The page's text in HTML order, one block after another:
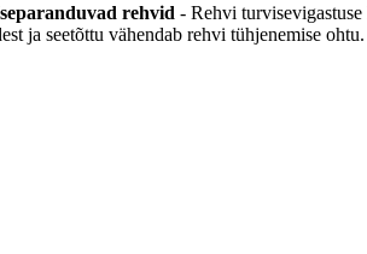
rehvid - Rehvi
ja seetõttu vähendab rehvi tühjenemise